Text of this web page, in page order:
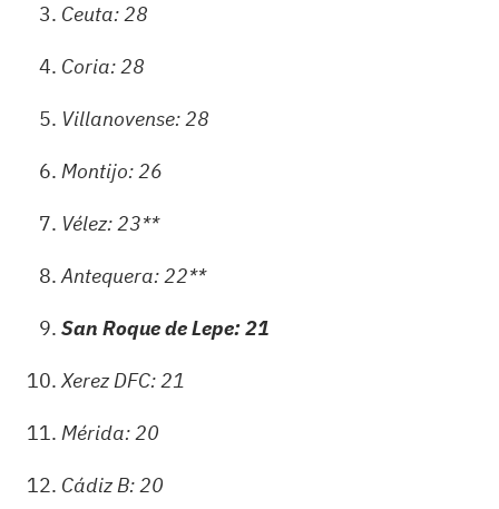
Ceuta: 28
Coria: 28
Villanovense: 28
Montijo: 26
Vélez: 23**
Antequera: 22**
San Roque de Lepe: 21
Xerez DFC: 21
Mérida: 20
Cádiz B: 20